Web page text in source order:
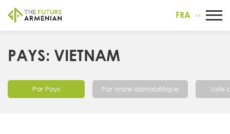
FRA
PAYS: VIETNAM
Par Pays Par ordre alphabétique Liste